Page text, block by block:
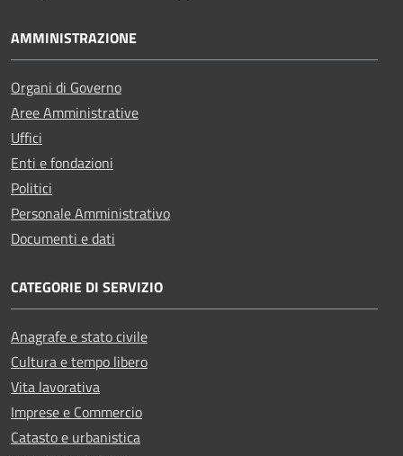
AMMINISTRAZIONE
Organi di Governo
Aree Amministrative
Uffici
Enti e fondazioni
Politici
Personale Amministrativo
Documenti e dati
CATEGORIE DI SERVIZIO
Anagrafe e stato civile
Cultura e tempo libero
Vita lavorativa
Imprese e Commercio
Catasto e urbanistica